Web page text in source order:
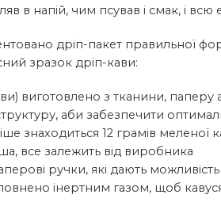
в напій, чим псував і смак, і всю
дріп-пакет правильної
зразок дріп-кави:
виготовлено з тканини, паперу
аби забезпечити
знаходиться 12 грамів
все залежить від виробника
ручки, які дають
інертним газом, щоб